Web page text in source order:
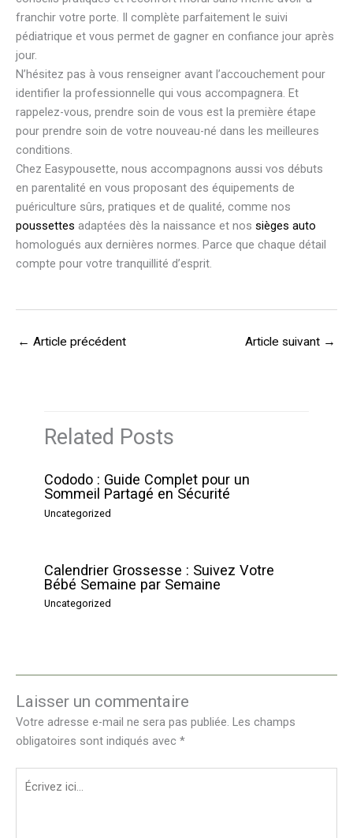
franchir votre porte. Il complète parfaitement le suivi
pédiatrique et vous permet de gagner en confiance jour après
jour.
N’hésitez pas à vous renseigner avant l’accouchement pour
identifier la professionnelle qui vous accompagnera. Et
rappelez-vous, prendre soin de vous est la première étape
pour prendre soin de votre nouveau-né dans les meilleures
conditions.
Chez Easypousette, nous accompagnons aussi vos débuts
en parentalité en vous proposant des équipements de
puériculture sûrs, pratiques et de qualité, comme nos
poussettes adaptées dès la naissance et nos sièges auto
homologués aux dernières normes. Parce que chaque détail
compte pour votre tranquillité d’esprit.
← Article précédent Article suivant →
Related Posts
Cododo : Guide Complet pour un
Sommeil Partagé en Sécurité
Uncategorized
Calendrier Grossesse : Suivez Votre
Bébé Semaine par Semaine
Uncategorized
Laisser un commentaire
Votre adresse e-mail ne sera pas publiée. Les champs
obligatoires sont indiqués avec *
Écrivez
ici…